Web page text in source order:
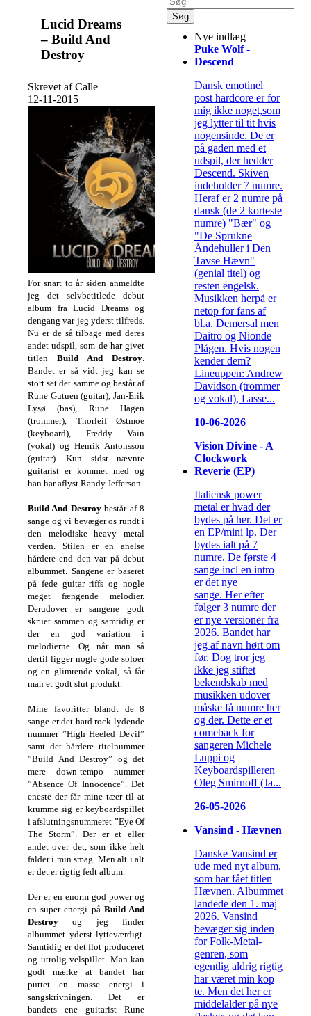
Lucid Dreams
– Build And
Destroy
Skrevet af Calle
12-11-2015
For snart to år siden anmeldte
jeg det selvbetitlede debut
album fra Lucid Dreams og
dengang var jeg yderst tilfreds.
Nu er de så tilbage med deres
andet udspil, som de har givet
titlen Build And Destroy.
Bandet er så vidt jeg kan se
stort set det samme og består af
Rune Gutuen (guitar), Jan-Erik
Lysø (bas), Rune Hagen
(trommer), Thorleif Østmoe
(keyboard), Freddy Vain
(vokal) og Henrik Antonsson
(guitar). Kun sidst nævnte
guitarist er kommet med og
han har aflyst Randy Jefferson.
Build And Destroybestår af 8
sange og vi bevæger os rundt i
den melodiske heavy metal
verden. Stilen er en anelse
hårdere end den var på debut
albummet. Sangene er baseret
på fede guitar riffs og nogle
meget fængende melodier.
Derudover er sangene godt
skruet sammen og samtidig er
der en god variation i
melodierne. Og når man så
dertil ligger nogle gode soloer
og en glimrende vokal, så får
man et godt slut produkt.
Mine favoritter blandt de 8
sange er det hard rock lydende
nummer ”High Heeled Devil”
samt det hårdere titelnummer
”Build And Destroy” og det
mere down-tempo nummer
”Absence Of Innocence”. Det
eneste der får mine tæer til at
krumme sig er keyboardspillet
i afslutningsnummeret ”Eye Of
The Storm”. Der er et eller
andet over det, som ikke helt
falder i min smag. Men alt i alt
er det er rigtig fedt album.
Der er en enorm god power og
en super energi på Build And
Destroy og jeg finder
albummet yderst lytteværdigt.
Samtidig er det flot produceret
og utrolig velspillet. Man kan
godt mærke at bandet har
puttet en masse energi i
sangskrivningen. Det er
bandets ene guitarist Rune
Nye indlæg
Puke Wolf -
Descend
Dansk emotinel
post hardcore er for
mig ikke noget,som
jeg lytter til tit hvis
nogensinde. De er
på gaden med et
udspil, der hedder
Descend. Skiven
indeholder 7 numre.
Heraf er 2 numre på
dansk (de 2 korteste
numre) "Bær" og
"De Sprukne
Åndehuller i Den
Tavse Hævn"
(genial titel) og
resten engelsk.
Musikken herpå er
netop for fans af
bl.a. Demersal men
Daitro og Nionde
Plågen. Hvis nogen
kender dem?
Lineuppen: Andrew
Davidson (trommer
og vokal), Lasse...
10-06-2026
Vision Divine - A
Clockwork
Reverie (EP)
Italiensk power
metal er hvad der
bydes på her. Det er
en EP/mini lp. Der
bydes ialt på 7
numre. De første 4
sange incl en intro
er det nye
sange. Her efter
følger 3 numre der
er nye versioner fra
2026. Bandet har
jeg af navn hørt om
før. Dog tror jeg
ikke jeg stiftet
bekendskab med
musikken udover
måske få numre her
og der. Dette er et
comeback for
sangeren Michele
Luppi og
Keyboardspilleren
Oleg Smirnoff (Ja...
26-05-2026
Vansind - Hævnen
Danske Vansind er
ude med nyt album,
som har fået titlen
Hævnen. Albummet
landede den 1. maj
2026. Vansind
bevæger sig inden
for Folk-Metal-
genren, som
egentlig aldrig rigtig
har været min kop
te. Men det her er
middelalder på nye